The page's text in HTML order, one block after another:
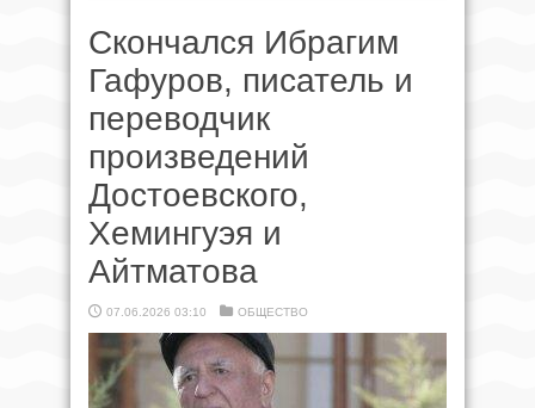
Скончался Ибрагим
Гафуров, писатель и
переводчик
произведений
Достоевского,
Хемингуэя и
Айтматова
07.06.2026 03:10 ОБЩЕСТВО